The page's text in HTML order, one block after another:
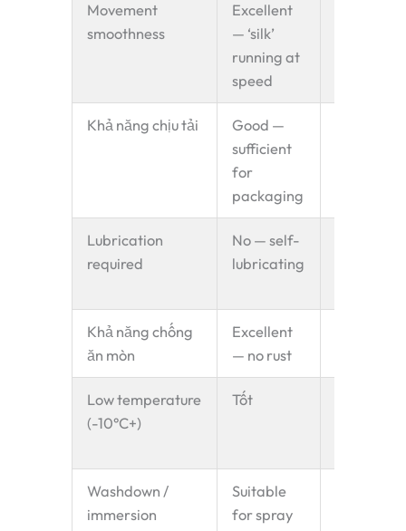
Movement
smoothness
Excellent
— ‘silk’
running at
speed
Khả năng chịu tải
Good —
sufficient
for
packaging
Lubrication
required
No — self-
lubricating
Khả năng chống
ăn mòn
Excellent
— no rust
Low temperature
(-10°C+)
Tốt
Washdown /
immersion
Suitable
for spray